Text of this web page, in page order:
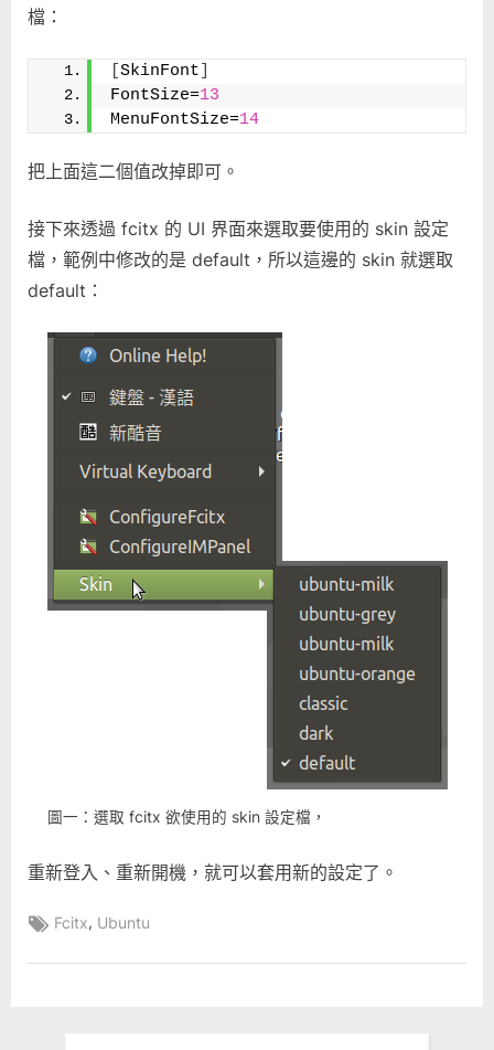
檔：
SkinFont
FontSize=13
MenuFontSize=14
把上面這二個值改掉即可。
接下來透過 fcitx 的 UI 界面來選取要使用的 skin 設定
檔，範例中修改的是 default，所以這邊的 skin 就選取
default：
圖一：選取 fcitx 欲使用的 skin 設定檔，
重新登入、重新開機，就可以套用新的設定了。
Tags:
Fcitx, Ubuntu